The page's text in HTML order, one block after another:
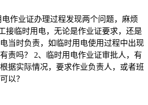
作业证办理过程发现两个问题，麻烦
接临时用电，无论是作业证要求，还是
当时负责，如临时用电使用过程中出现
责吗？ 2、临时用电作业证审批人，有
据实际情况，要求作业负责人，或者班
以？